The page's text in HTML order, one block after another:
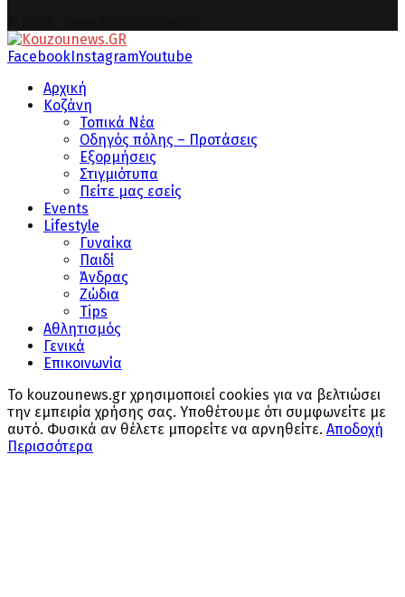
FacebookInstagramYoutube
Αρχική
Κοζάνη
Τοπικά Νέα
Οδηγός πόλης – Προτάσεις
Εξορμήσεις
Στιγμιότυπα
Πείτε μας εσείς
Events
Lifestyle
Γυναίκα
Παιδί
Άνδρας
Ζώδια
Tips
Αθλητισμός
Γενικά
Επικοινωνία
Το kouzounews.gr χρησιμοποιεί cookies για να βελτιώσει
την εμπειρία χρήσης σας. Υποθέτουμε ότι συμφωνείτε με
αυτό. Φυσικά αν θέλετε μπορείτε να αρνηθείτε. Αποδοχή
Περισσότερα